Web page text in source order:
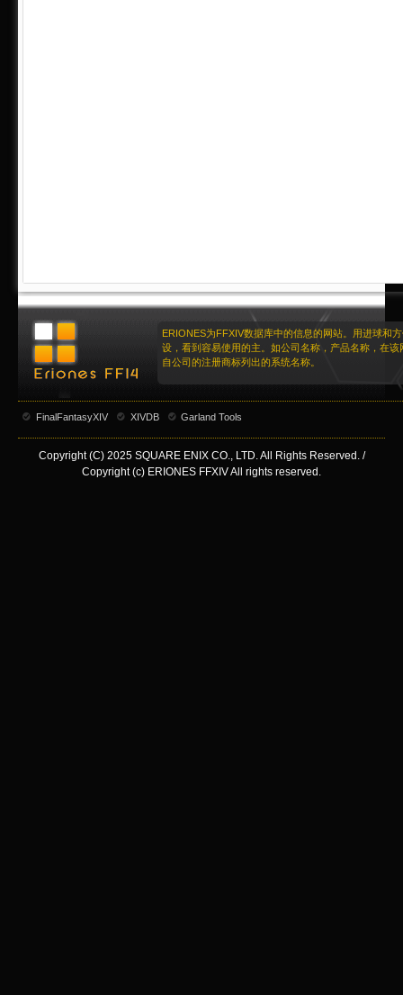
ERIONES为FFXIV数据库中的信息的网站。用进球和
设，看到容易使用的主。如公司名称，产品名称，在该
自公司的注册商标列出的系统名称。
FinalFantasyXIV XIVDB Garland Tools
Copyright (C) 2025 SQUARE ENIX CO., LTD. All Rights Reserved. /
Copyright (c) ERIONES FFXIV All rights reserved.